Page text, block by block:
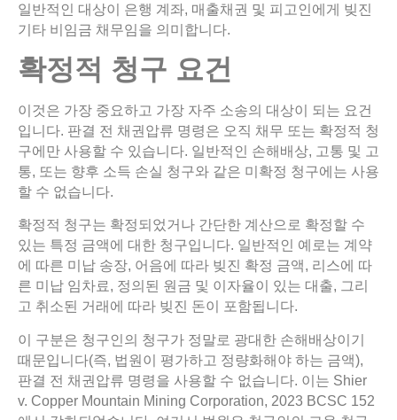
일반적인 대상이 은행 계좌, 매출채권 및 피고인에게 빚진
기타 비임금 채무임을 의미합니다.
확정적 청구 요건
이것은 가장 중요하고 가장 자주 소송의 대상이 되는 요건
입니다. 판결 전 채권압류 명령은 오직 채무 또는 확정적 청
구에만 사용할 수 있습니다. 일반적인 손해배상, 고통 및 고
통, 또는 향후 소득 손실 청구와 같은 미확정 청구에는 사용
할 수 없습니다.
확정적 청구는 확정되었거나 간단한 계산으로 확정할 수
있는 특정 금액에 대한 청구입니다. 일반적인 예로는 계약
에 따른 미납 송장, 어음에 따라 빚진 확정 금액, 리스에 따
른 미납 임차료, 정의된 원금 및 이자율이 있는 대출, 그리
고 취소된 거래에 따라 빚진 돈이 포함됩니다.
이 구분은 청구인의 청구가 정말로 광대한 손해배상이기
때문입니다(즉, 법원이 평가하고 정량화해야 하는 금액),
판결 전 채권압류 명령을 사용할 수 없습니다. 이는 Shier
v. Copper Mountain Mining Corporation, 2023 BCSC 152